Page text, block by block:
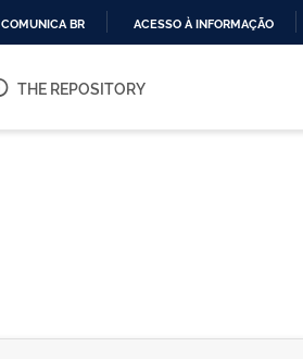
O
COMUNICA BR ACESSO À INFORMAÇÃO
THE REPOSITORY